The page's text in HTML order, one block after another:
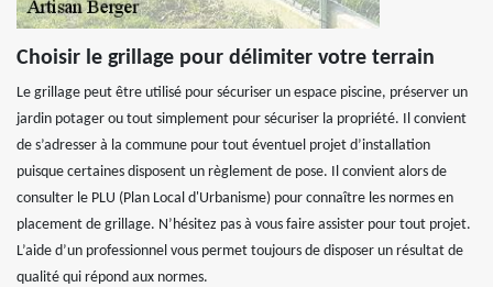
Choisir le grillage pour délimiter votre terrain
Le grillage peut être utilisé pour sécuriser un espace piscine, préserver un
jardin potager ou tout simplement pour sécuriser la propriété. Il convient
de s’adresser à la commune pour tout éventuel projet d’installation
puisque certaines disposent un règlement de pose. Il convient alors de
consulter le PLU (Plan Local d'Urbanisme) pour connaître les normes en
placement de grillage. N’hésitez pas à vous faire assister pour tout projet.
L’aide d’un professionnel vous permet toujours de disposer un résultat de
qualité qui répond aux normes.